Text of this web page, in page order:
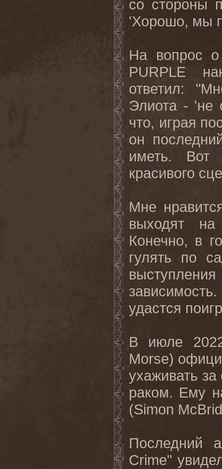
со стороны
'Хорошо, мы
На вопрос
PURPLE
ответил:
Элиота - 'не
что, играя
он
иметь. Вот
красивого
Мне
выходят
Конечно, в
гулять по
удастся
В июле
Morse)
ухаживать
раком. Ему
(Simon
Последний
Crime"